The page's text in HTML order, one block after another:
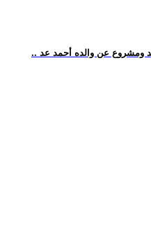
ومشروع عن والده أحمد عد